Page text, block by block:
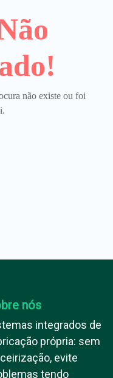
não existe ou foi
nós
integrados de
própria: sem
evite
tendo